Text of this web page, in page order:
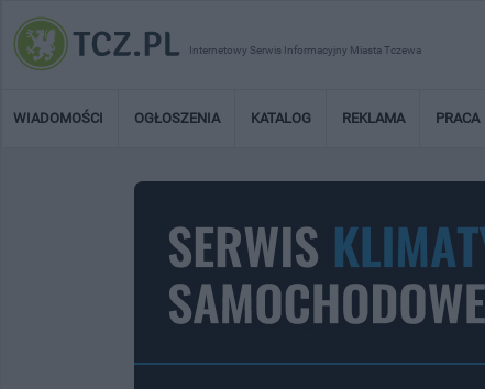
Internetowy Serwis Informacyjny Miasta Tczewa
WIADOMOŚCI OGŁOSZENIA KATALOG REKLAMA PRACA